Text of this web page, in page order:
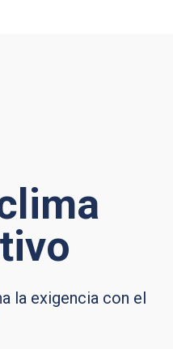
la exigencia con el